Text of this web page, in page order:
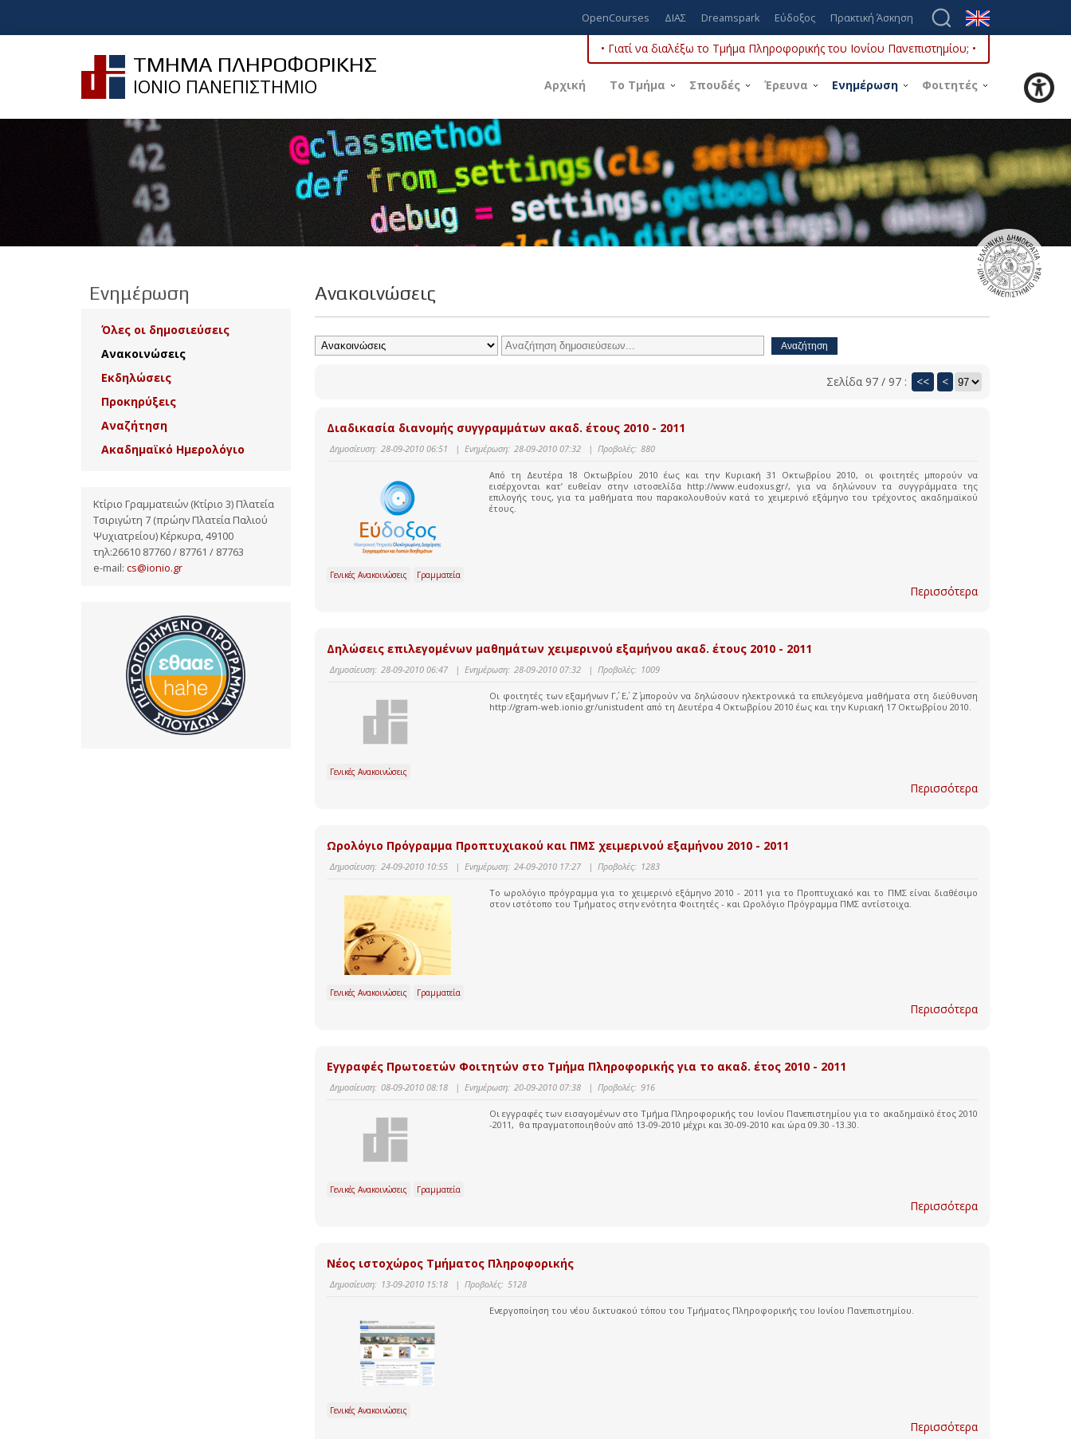
OpenCourses ΔΙΑΣ Dreamspark Εύδοξος Πρακτική Άσκηση
ΤΜΗΜΑ ΠΛΗΡΟΦΟΡΙΚΗΣ
ΙΟΝΙΟ ΠΑΝΕΠΙΣΤΗΜΙΟ
• Γιατί να διαλέξω το Τμήμα Πληροφορικής του Ιονίου Πανεπιστημίου; •
Αρχική Το Τμήμα Σπουδές Έρευνα Ενημέρωση Φοιτητές
Ανακοινώσεις
Σελίδα 97 / 97 : << <
Διαδικασία διανομής συγγραμμάτων ακαδ. έτους 2010 - 2011
Δημοσίευση: 28-09-2010 06:51 | Ενημέρωση: 28-09-2010 07:32 | Προβολές: 880
Από τη Δευτέρα 18 Οκτωβρίου 2010 έως και την Κυριακή 31 Οκτωβρίου 2010, οι φοιτητές μπορούν να
εισέρχονται κατ’ ευθείαν στην ιστοσελίδα http://www.eudoxus.gr/, για να δηλώνουν τα συγγράμματα της
επιλογής τους, για τα μαθήματα που παρακολουθούν κατά το χειμερινό εξάμηνο του τρέχοντος ακαδημαϊκού
έτους.
Γενικές Ανακοινώσεις Γραμματεία
Περισσότερα
Δηλώσεις επιλεγομένων μαθημάτων χειμερινού εξαμήνου ακαδ. έτους 2010 - 2011
Δημοσίευση: 28-09-2010 06:47 | Ενημέρωση: 28-09-2010 07:32 | Προβολές: 1009
Οι φοιτητές των εξαμήνων Γ΄, Ε΄, Ζ΄ μπορούν να δηλώσουν ηλεκτρονικά τα επιλεγόμενα μαθήματα στη διεύθυνση
http://gram-web.ionio.gr/unistudent από τη Δευτέρα 4 Οκτωβρίου 2010 έως και την Κυριακή 17 Οκτωβρίου 2010.
Γενικές Ανακοινώσεις
Περισσότερα
Ωρολόγιο Πρόγραμμα Προπτυχιακού και ΠΜΣ χειμερινού εξαμήνου 2010 - 2011
Δημοσίευση: 24-09-2010 10:55 | Ενημέρωση: 24-09-2010 17:27 | Προβολές: 1283
Το ωρολόγιο πρόγραμμα για το χειμερινό εξάμηνο 2010 - 2011 για το Προπτυχιακό και το ΠΜΣ είναι διαθέσιμο
στον ιστότοπο του Τμήματος στην ενότητα Φοιτητές - και Ωρολόγιο Πρόγραμμα ΠΜΣ αντίστοιχα.
Γενικές Ανακοινώσεις Γραμματεία
Περισσότερα
Εγγραφές Πρωτοετών Φοιτητών στο Τμήμα Πληροφορικής για το ακαδ. έτος 2010 - 2011
Δημοσίευση: 08-09-2010 08:18 | Ενημέρωση: 20-09-2010 07:38 | Προβολές: 916
Οι εγγραφές των εισαγομένων στο Τμήμα Πληροφορικής του Ιονίου Πανεπιστημίου για το ακαδημαϊκό έτος 2010
-2011, θα πραγματοποιηθούν από 13-09-2010 μέχρι και 30-09-2010 και ώρα 09.30 -13.30.
Γενικές Ανακοινώσεις Γραμματεία
Περισσότερα
Νέος ιστοχώρος Τμήματος Πληροφορικής
Δημοσίευση: 13-09-2010 15:18 | Προβολές: 5128
Ενεργοποίηση του νέου δικτυακού τόπου του Τμήματος Πληροφορικής του Ιονίου Πανεπιστημίου.
Γενικές Ανακοινώσεις
Περισσότερα
Ενημέρωση
Όλες οι δημοσιεύσεις
Ανακοινώσεις
Εκδηλώσεις
Προκηρύξεις
Αναζήτηση
Ακαδημαϊκό Ημερολόγιο
Κτίριο Γραμματειών (Κτίριο 3) Πλατεία
Τσιριγώτη 7 (πρώην Πλατεία Παλιού
Ψυχιατρείου) Κέρκυρα, 49100
τηλ:26610 87760 / 87761 / 87763
e-mail: cs@ionio.gr